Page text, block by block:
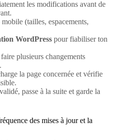
les modifications avant de
(tailles, espacements,
WordPress pour fiabiliser ton
plusieurs changements
la page concernée et vérifie
passe à la suite et garde la
des mises à jour et la